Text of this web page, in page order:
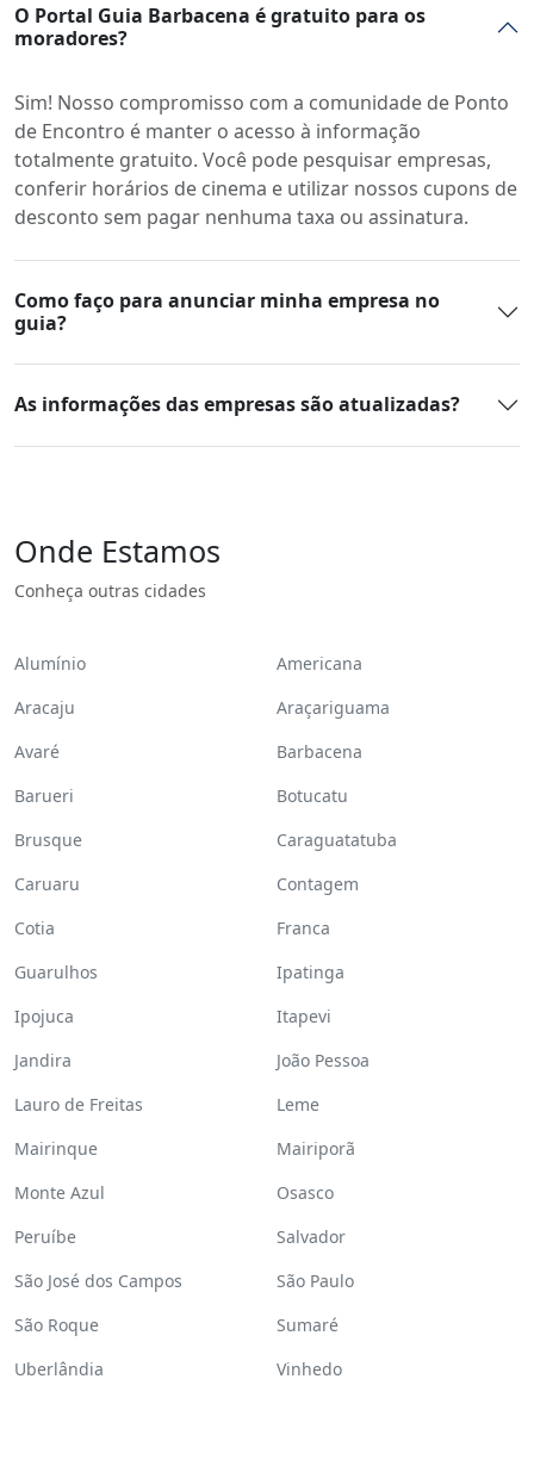
O Portal Guia Barbacena é gratuito para os
moradores?
Sim! Nosso compromisso com a comunidade de Ponto
de Encontro é manter o acesso à informação
totalmente gratuito. Você pode pesquisar empresas,
conferir horários de cinema e utilizar nossos cupons de
desconto sem pagar nenhuma taxa ou assinatura.
Como faço para anunciar minha empresa no
guia?
As informações das empresas são atualizadas?
Onde Estamos
Conheça outras cidades
Alumínio
Americana
Aracaju
Araçariguama
Avaré
Barbacena
Barueri
Botucatu
Brusque
Caraguatatuba
Caruaru
Contagem
Cotia
Franca
Guarulhos
Ipatinga
Ipojuca
Itapevi
Jandira
João Pessoa
Lauro de Freitas
Leme
Mairinque
Mairiporã
Monte Azul
Osasco
Peruíbe
Salvador
São José dos Campos
São Paulo
São Roque
Sumaré
Uberlândia
Vinhedo